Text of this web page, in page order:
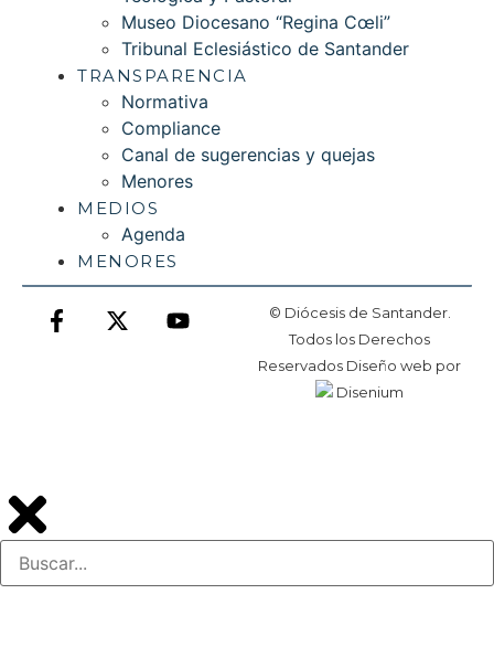
Museo Diocesano “Regina Cœli”
Tribunal Eclesiástico de Santander
TRANSPARENCIA
Normativa
Compliance
Canal de sugerencias y quejas
Menores
MEDIOS
Agenda
MENORES
© Diócesis de Santander.
Todos los Derechos
Reservados Diseño web por
Disenium